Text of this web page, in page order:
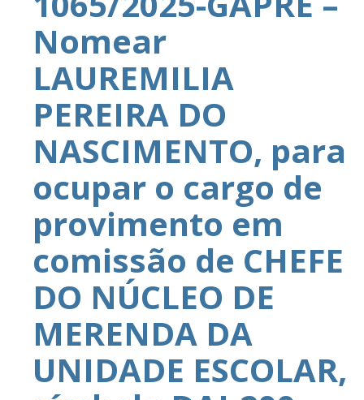
Nomear
LAUREMILIA
PEREIRA DO
NASCIMENTO, para
ocupar o cargo de
provimento em
comissão de CHEFE
DO NÚCLEO DE
MERENDA DA
UNIDADE ESCOLAR,